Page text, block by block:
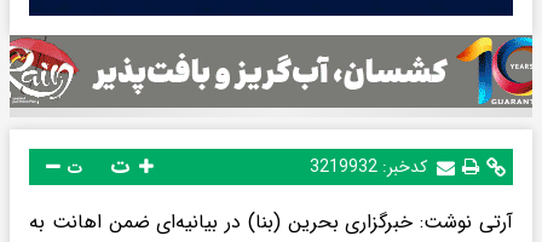
کدخبر: 3219932 ت
آرتی نوشت: خبرگزاری بحرین (بنا) در بیانیه‌ای ضمن اهانت به